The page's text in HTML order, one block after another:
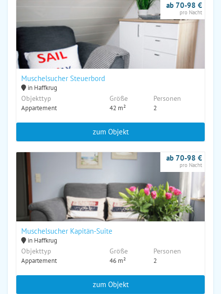
Muschelsucher Steuerbord
in Haffkrug
Objekttyp
Appartement
Größe
42 m²
Personen
2
ab 70-98 €
pro Nacht
zum Objekt
Muschelsucher Kapitän-Suite
in Haffkrug
Objekttyp
Appartement
Größe
46 m²
Personen
2
ab 70-98 €
pro Nacht
zum Objekt